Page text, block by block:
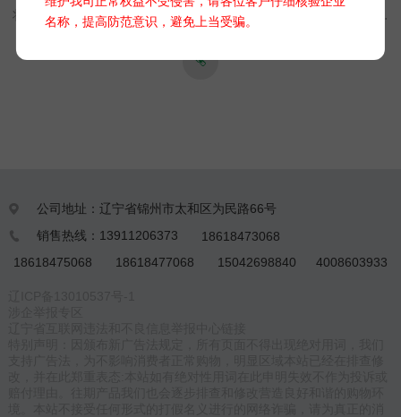
名称，提高防范意识，避免上当受骗。
将数据传输至数据处理中心进行进一步处理和分析。这种高度集
捷高效‌。
 公司地址：辽宁省锦州市太和区为民路66号
 销售热线：13911206373
18618473068
18618475068
18618477068 15042698840 4008603933